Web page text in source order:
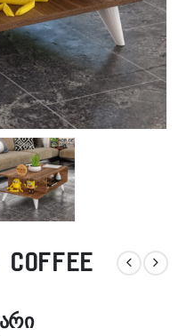
Coffee